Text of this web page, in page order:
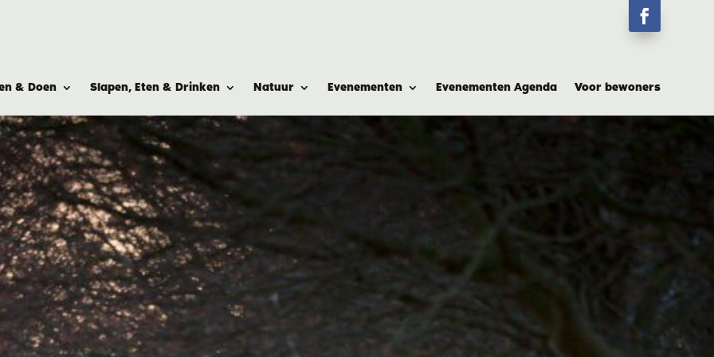
& Doen Slapen, Eten & Drinken Natuur Evenementen Evenementen Agenda Voor bewoners